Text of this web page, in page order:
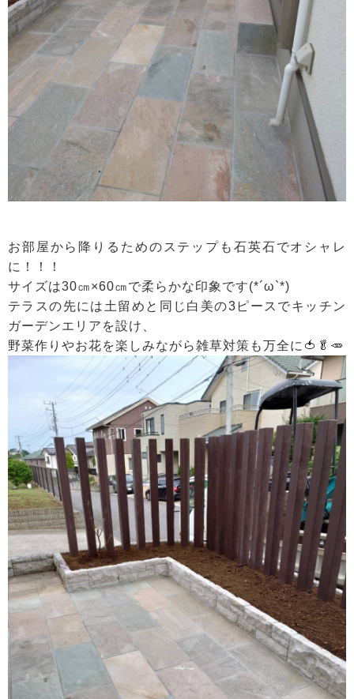
お部屋から降りるためのステップも石英石でオシャレ
に！！！
サイズは30㎝×60㎝で柔らかな印象です(*´ω`*)
テラスの先には土留めと同じ白美の3ピースでキッチン
ガーデンエリアを設け、
野菜作りやお花を楽しみながら雑草対策も万全に🍅🥬🥕